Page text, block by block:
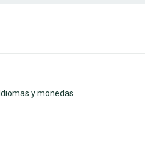
Idiomas y monedas